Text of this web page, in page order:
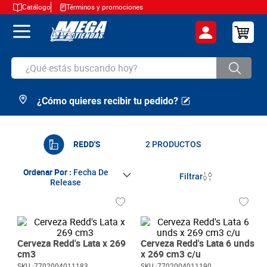
Catálogo Términos y promociones
¿Qué estás buscando hoy?
TÉRMINOS MÁS BUSCADOS
arroz
cafe
6.
azucar
7.
huevos
¿Cómo quieres recibir tu pedido?
REDD'S 2 PRODUCTOS
Ordenar Por
Fecha De
Release
Filtrar
Cerveza Redd's Lata x 269
cm3
Cerveza Redd's Lata 6 unds
x 269 cm3 c/u